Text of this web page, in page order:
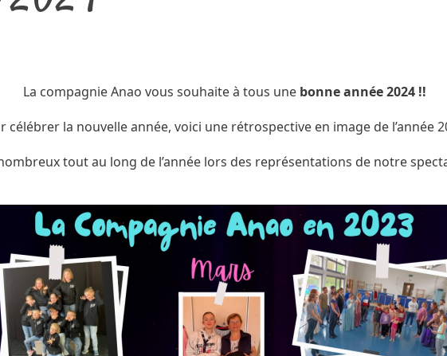
La compagnie Anao vous souhaite à tous une bonne année 2024 !!
célébrer la nouvelle année, voici une rétrospective en image de l’année
tout au long de l’année lors des représentations de notre